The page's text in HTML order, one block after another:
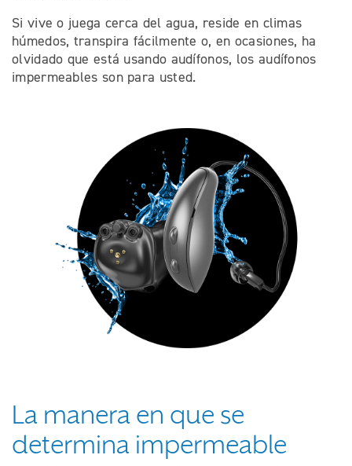
Si vive o juega cerca del agua, reside en climas
húmedos, transpira fácilmente o, en ocasiones, ha
olvidado que está usando audífonos, los audífonos
impermeables son para usted.
La manera en que se
determina impermeable